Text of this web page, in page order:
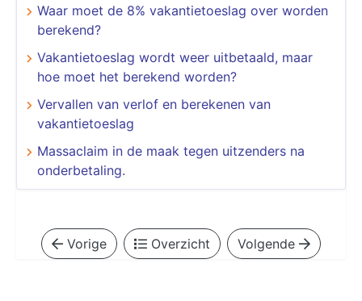
Waar moet de 8% vakantietoeslag over worden
berekend?
Vakantietoeslag wordt weer uitbetaald, maar
hoe moet het berekend worden?
Vervallen van verlof en berekenen van
vakantietoeslag
Massaclaim in de maak tegen uitzenders na
onderbetaling.
Vorige Overzicht Volgende